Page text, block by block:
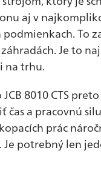
aj v
To
Je to
na trhu.
8010 CTS
čas a pracovnú
prác
Je potrebný len